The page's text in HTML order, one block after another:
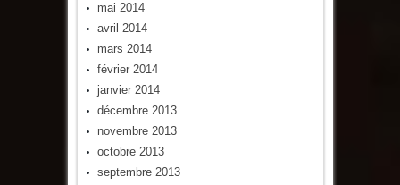
mai 2014
avril 2014
mars 2014
février 2014
janvier 2014
décembre 2013
novembre 2013
octobre 2013
septembre 2013